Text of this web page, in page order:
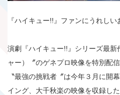
『ハイキュー!!』ファンにうれしい
演劇『ハイキュー!!』シリーズ最
ャー）〞のゲネプロ映像を特別配
〝最強の挑戦者〞は今年３月に開
イング、大千秋楽の映像を収録し